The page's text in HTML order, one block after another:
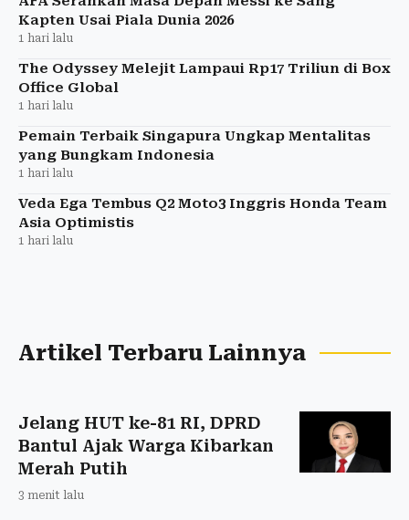
Kapten Usai Piala Dunia 2026
1 hari lalu
The Odyssey Melejit Lampaui Rp17 Triliun di Box
Office Global
1 hari lalu
Pemain Terbaik Singapura Ungkap Mentalitas
yang Bungkam Indonesia
1 hari lalu
Veda Ega Tembus Q2 Moto3 Inggris Honda Team
Asia Optimistis
1 hari lalu
Artikel Terbaru Lainnya
Jelang HUT ke-81 RI, DPRD
Bantul Ajak Warga Kibarkan
Merah Putih
3 menit lalu